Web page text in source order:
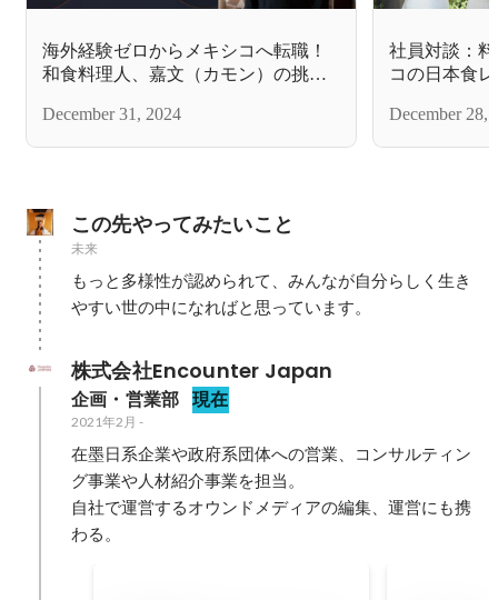
海外経験ゼロからメキシコへ転職！
和食料理人、嘉文（カモン）の挑
December 31, 2024
社員対談：
コの日本食
ンでの挑戦
December 28,
この先やってみたいこと
未来
もっと多様性が認められて、みんなが自分らしく生き
株式会社Encounter Japan
企画・営業部 現在
2021年2月 -
在墨日系企業や政府系団体への営業、コンサルティン
グ事業や人材紹介事業を担当。
自社で運営するオウンドメディアの編集、運営にも携
わる。